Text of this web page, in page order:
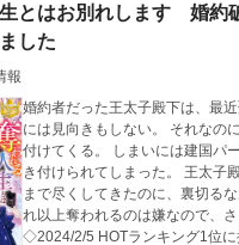
とはお別れします 婚約
した
報
婚約者だった王太子殿下は、最
には見向きもしない。 それなの
付けてくる。 しまいには建国パ
き付けられてしまった。 王太子殿下、それから私の両親。今
まで尽くしてきたのに、裏切る
れ以上奪われるのは嫌なので、
◇2024/2/5 HOTランキング1位